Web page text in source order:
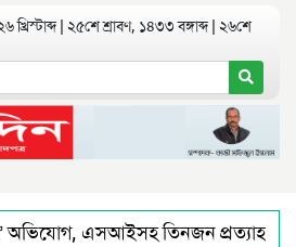
| ২৫শে শ্রাবণ, ১৪৩৩ বঙ্গাব্দ | ২৬শে
অভিযোগ, এসআইসহ তিনজন প্রত্যাহার